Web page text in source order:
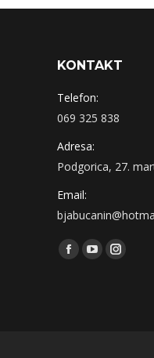
KONTAKT
Telefon:
069 325 838
Adresa:
Podgorica, 27.
Email:
Find us on:
Facebook
YouTube